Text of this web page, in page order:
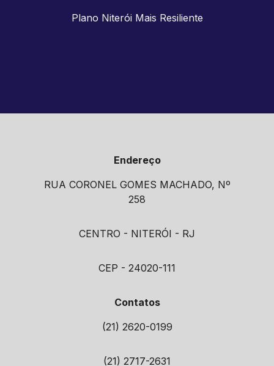
Plano Niterói Mais Resiliente
Endereço
RUA CORONEL GOMES MACHADO, Nº
258
CENTRO - NITERÓI - RJ
CEP - 24020-111
Contatos
(21) 2620-0199
(21) 2717-2631